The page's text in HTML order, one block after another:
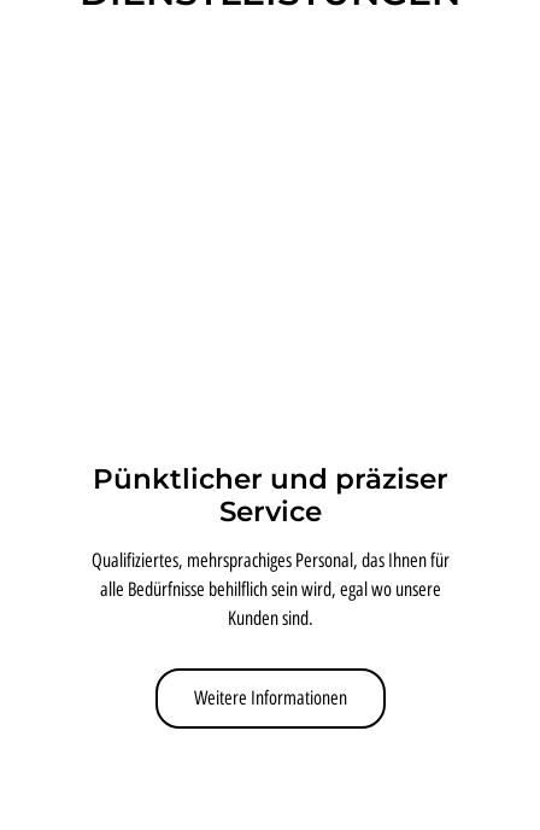
Pünktlicher und präziser
Service
Qualifiziertes, mehrsprachiges Personal, das Ihnen für
alle Bedürfnisse behilflich sein wird, egal wo unsere
Kunden sind.
Weitere Informationen